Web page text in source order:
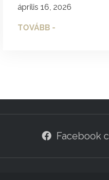
április 16, 2026
TOVÁBB -
Facebook